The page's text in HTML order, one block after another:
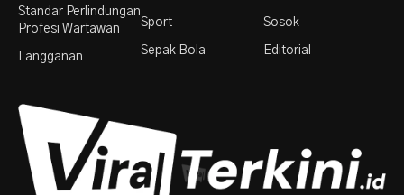
Standar Perlindungan
Profesi Wartawan
Langganan
Sport
Sepak Bola
Sosok
Editorial